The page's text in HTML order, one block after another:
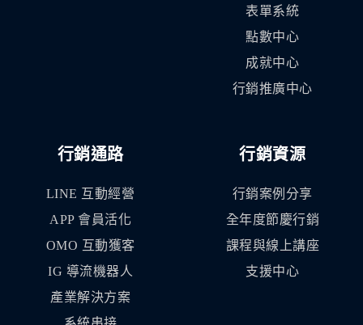
表單系統
點數中心
成就中心
行銷推廣中心
行銷通路
LINE 互動經營
APP 會員活化
OMO 互動獲客
IG 導流機器人
產業解決方案
行銷資源
行銷案例分享
全年度節慶行銷
課程與線上講座
支援中心